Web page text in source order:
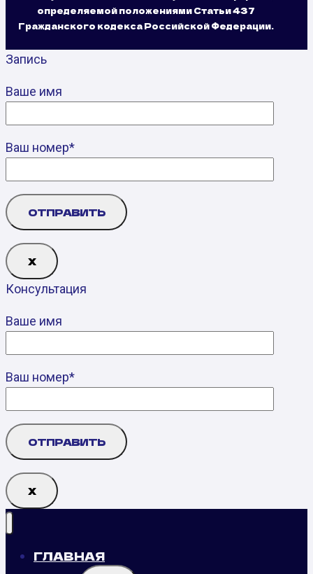
определяемой положениями Статьи 437
Гражданского кодекса Российской Федерации.
Запись
Ваше имя
Ваш номер*
Х
Консультация
Ваше имя
Ваш номер*
Х
ГЛАВНАЯ